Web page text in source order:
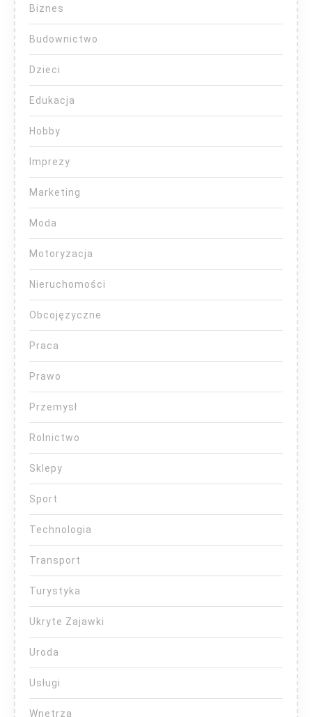
Biznes
Budownictwo
Dzieci
Edukacja
Hobby
Imprezy
Marketing
Moda
Motoryzacja
Nieruchomości
Obcojęzyczne
Praca
Prawo
Przemysł
Rolnictwo
Sklepy
Sport
Technologia
Transport
Turystyka
Ukryte Zajawki
Uroda
Usługi
Wnętrza